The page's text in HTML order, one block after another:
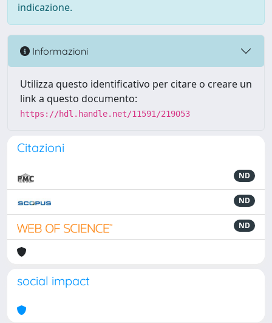
indicazione.
Informazioni
Utilizza questo identificativo per citare o creare un
link a questo documento:
https://hdl.handle.net/11591/219053
Citazioni
ND
ND
ND
social impact